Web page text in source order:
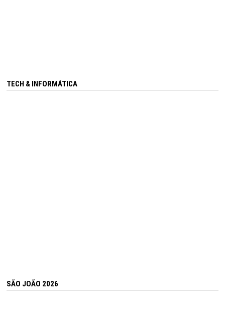
TECH & INFORMÁTICA
SÃO JOÃO 2026